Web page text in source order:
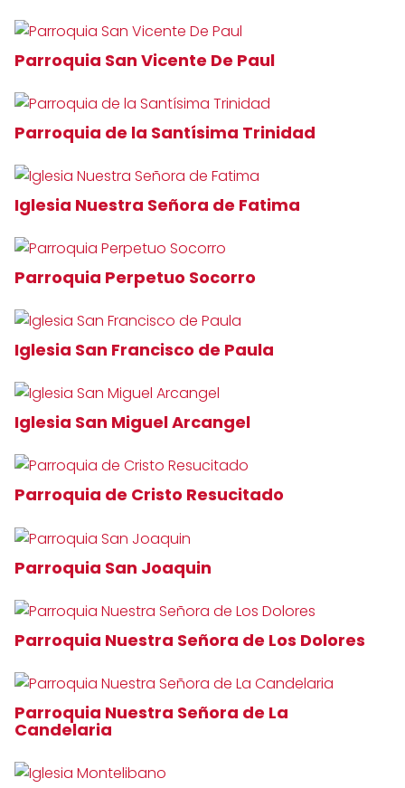
Parroquia San Vicente De Paul
Parroquia de la Santísima Trinidad
Iglesia Nuestra Señora de Fatima
Parroquia Perpetuo Socorro
Iglesia San Francisco de Paula
Iglesia San Miguel Arcangel
Parroquia de Cristo Resucitado
Parroquia San Joaquin
Parroquia Nuestra Señora de Los Dolores
Parroquia Nuestra Señora de La
Candelaria